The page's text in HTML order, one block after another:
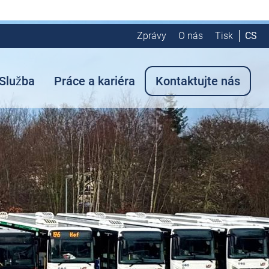
Zprávy O nás Tisk CS
Práce a kariéra Kontaktujte nás